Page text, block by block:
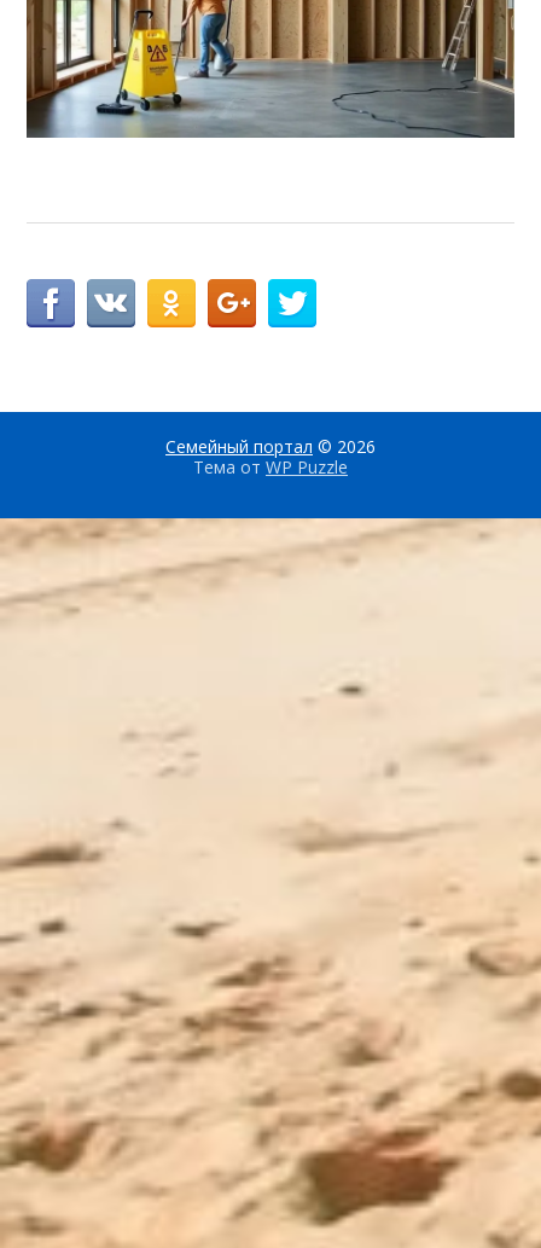
Семейный портал © 2026
Тема от WP Puzzle